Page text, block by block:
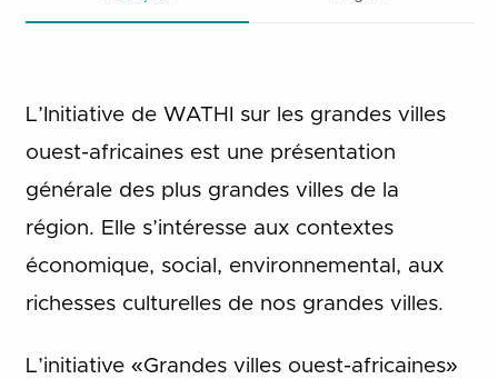
L’Initiative de WATHI sur les grandes villes
ouest-africaines est une présentation
générale des plus grandes villes de la
région. Elle s’intéresse aux contextes
économique, social, environnemental, aux
richesses culturelles de nos grandes villes.
L’initiative «Grandes villes ouest-africaines»